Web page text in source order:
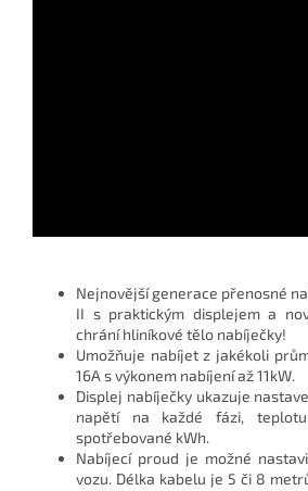
Nejnovější generace přenosné
II s praktickým displejem a
chrání hliníkové tělo nabíječky!
Umožňuje nabíjet z jakékoli
16A s výkonem nabíjení až 11kW.
Displej nabíječky ukazuje
napětí na každé fázi,
spotřebované kWh.
Nabíjecí proud je možné
vozu. Délka kabelu je 5 či 8